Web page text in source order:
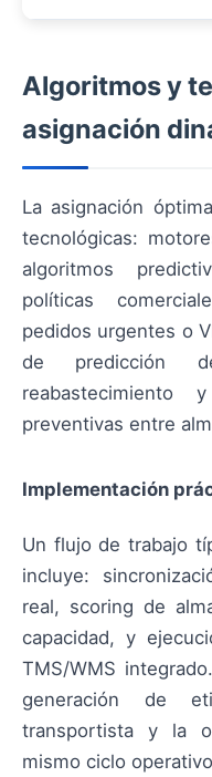
Algoritmos y
asignación
La asignación
tecnológicas:
algoritmos
políticas
pedidos urgentes o
de predicción
reabastecimiento
preventivas entre
Implementación
Un flujo de trabajo
incluye:
real, scoring de
capacidad, y
TMS/WMS
generación de
transportista y la
mismo ciclo